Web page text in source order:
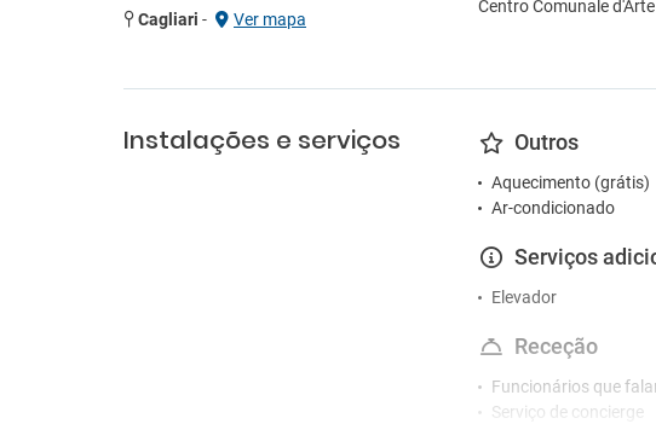
Cagliari - Ver mapa
Centro Comunale
Instalações e serviços Outros
Aquecimento (grátis)
Ar-condicionado
Serviços
Elevador
Receção
Funcionários que
Serviço de concierge